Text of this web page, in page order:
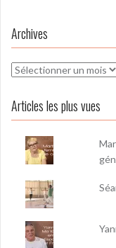
Archives
Archives
Articles les plus vues